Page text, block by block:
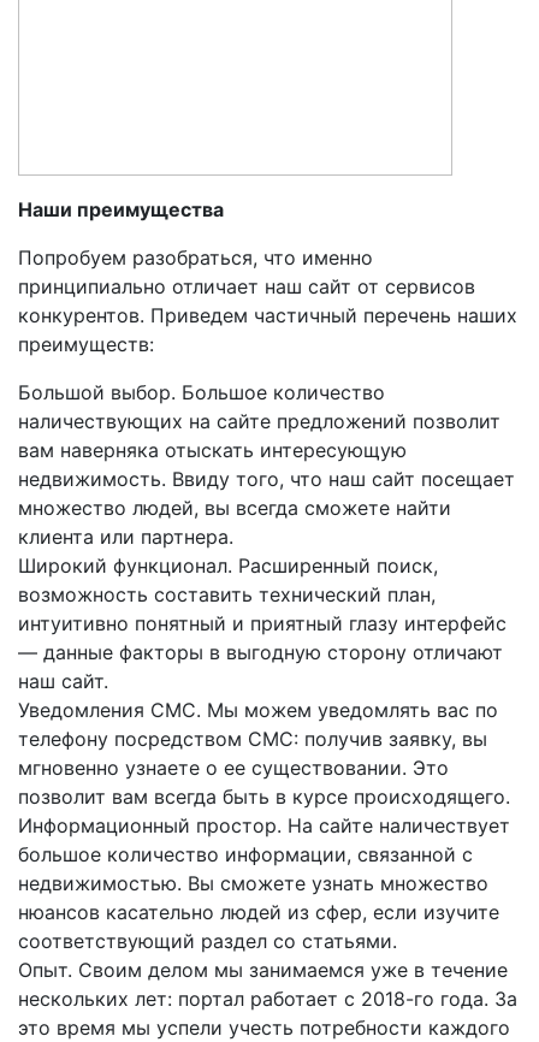
Наши преимущества
Попробуем разобраться, что именно
принципиально отличает наш сайт от сервисов
конкурентов. Приведем частичный перечень наших
преимуществ:
Большой выбор. Большое количество
наличествующих на сайте предложений позволит
вам наверняка отыскать интересующую
недвижимость. Ввиду того, что наш сайт посещает
множество людей, вы всегда сможете найти
клиента или партнера.
Широкий функционал. Расширенный поиск,
возможность составить технический план,
интуитивно понятный и приятный глазу интерфейс
— данные факторы в выгодную сторону отличают
наш сайт.
Уведомления СМС. Мы можем уведомлять вас по
телефону посредством СМС: получив заявку, вы
мгновенно узнаете о ее существовании. Это
позволит вам всегда быть в курсе происходящего.
Информационный простор. На сайте наличествует
большое количество информации, связанной с
недвижимостью. Вы сможете узнать множество
нюансов касательно людей из сфер, если изучите
соответствующий раздел со статьями.
Опыт. Своим делом мы занимаемся уже в течение
нескольких лет: портал работает с 2018-го года. За
это время мы успели учесть потребности каждого